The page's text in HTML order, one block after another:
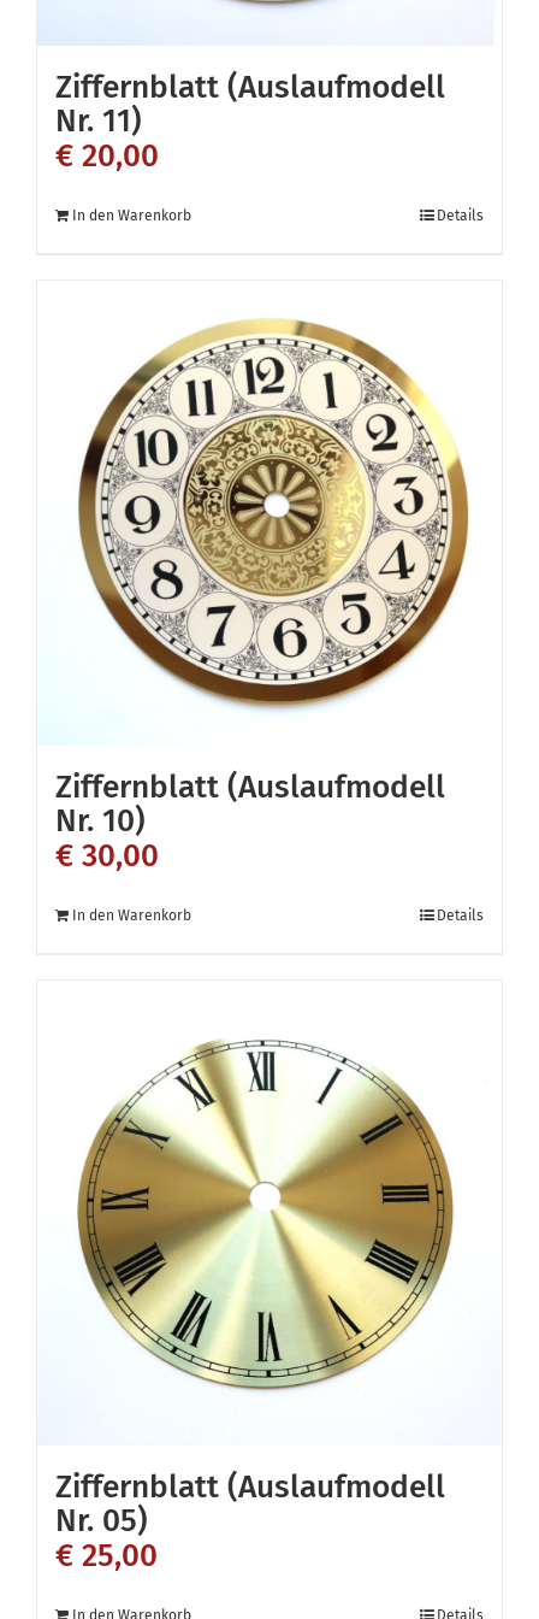
werden
Ziffernblatt (Auslaufmodell
Nr. 11)
€ 20,00
In den Warenkorb Details
Ziffernblatt (Auslaufmodell
Nr. 10)
€ 30,00
In den Warenkorb Details
Ziffernblatt (Auslaufmodell
Nr. 05)
€ 25,00
In den Warenkorb Details